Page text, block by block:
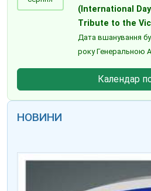
(International
Tribute to the
Дата вшанування
року Генеральною
Календар
НОВИНИ